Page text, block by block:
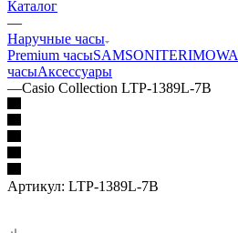
Каталог
—
Наручные часы
Premium часыSAMSONITERIMOWA
часыАксессуары
—Casio Collection LTP-1389L-7B
Артикул: LTP-1389L-7B